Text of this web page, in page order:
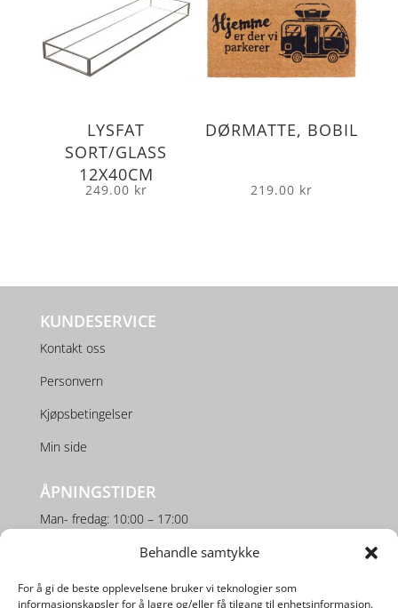
Behandle samtykke
For å gi de beste opplevelsene bruker vi teknologier som
informasjonskapsler for å lagre og/eller få tilgang til enhetsinformasjon.
LYSFAT
SORT/GLASS
12X40CM
249.00 kr
DØRMATTE, BOBIL
219.00 kr
KUNDESERVICE
Kontakt oss
Personvern
Kjøpsbetingelser
Min side
ÅPNINGSTIDER
Man- fredag: 10:00 – 17:00
Lørdag: 10:00 – 16:00
SOSIALE MEDIER